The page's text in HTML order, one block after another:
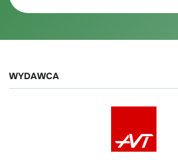
WYDAWCA